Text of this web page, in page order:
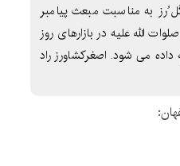
شاخه گل ُرز به مناسبت مبعث پیامبر
الله علیه در بازارهای روز
می شود. اصغرکشاورز راد